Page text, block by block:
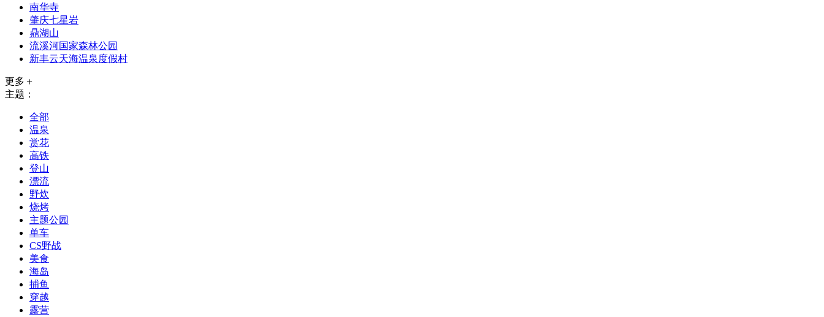
南华寺
肇庆七星岩
鼎湖山
流溪河国家森林公园
新丰云天海温泉度假村
更多＋
主题：
全部
温泉
赏花
高铁
登山
漂流
野炊
烧烤
主题公园
单车
CS野战
美食
海岛
捕鱼
穿越
露营